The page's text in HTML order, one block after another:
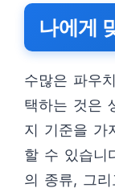
나에게
수많은 파우
택하는 것은
지 기준을 가
할 수 있습니
의 종류, 그